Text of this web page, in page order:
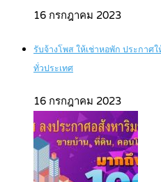
16 กรกฎาคม 2023
รับจ้างโพส ให้เช่าหอพัก ประกาศ
ทั่วประเทศ
16 กรกฎาคม 2023